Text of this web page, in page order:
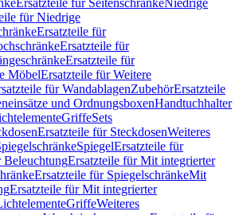
Ersatzteile für SeitenschränkeNiedrige
für Niedrige
Ersatzteile für
Ersatzteile für
Ersatzteile für
MöbelErsatzteile für Weitere
für WandablagenZubehörErsatzteile
und OrdnungsboxenHandtuchhalter
GriffeSets
Ersatzteile für SteckdosenWeiteres
SpiegelErsatzteile für
Ersatzteile für Mit integrierter
Ersatzteile für SpiegelschränkeMit
Ersatzteile für Mit integrierter
GriffeWeiteres